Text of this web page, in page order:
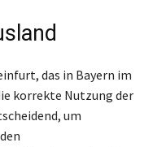
das in Bayern im
korrekte Nutzung der
um